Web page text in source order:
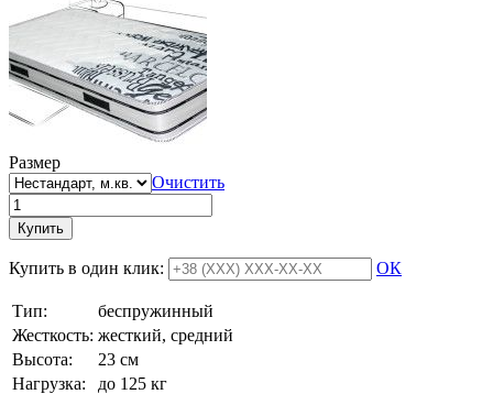
Размер
Очистить
Купить
Купить в один клик: ОК
Тип:
беспружинный
Жесткость: жесткий, средний
Высотa:
23 см
Нагрузка:
до 125 кг